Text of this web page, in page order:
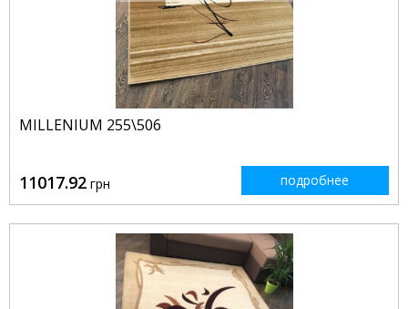
MILLENIUM 255\506
11017.92 грн подробнее